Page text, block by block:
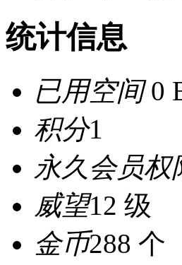
统计信息
已用空间0
积分1
永久会员权
威望12 级
金币288 个